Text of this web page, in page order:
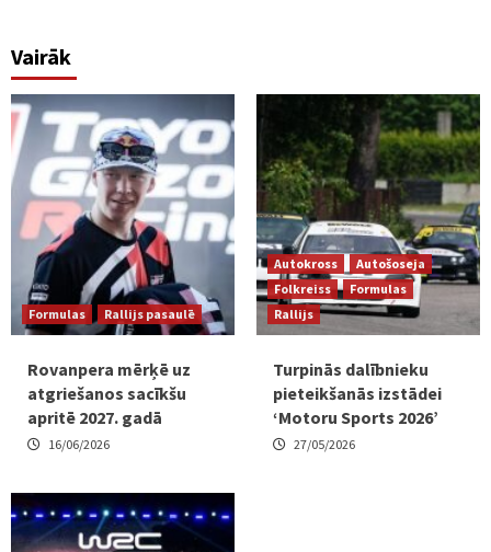
Vairāk
Formulas Rallijs pasaulē
Rovanpera mērķē uz
atgriešanos sacīkšu
apritē 2027. gadā
16/06/2026
Autokross
Autošoseja
Folkreiss
Formulas
Rallijs
Turpinās dalībnieku
pieteikšanās izstādei
‘Motoru Sports 2026’
27/05/2026